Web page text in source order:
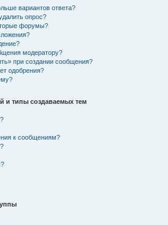
вариантов ответа?
опрос?
форумы?
модератору?
при создании сообщения?
одобрения?
и типы создаваемых тем
к сообщениям?